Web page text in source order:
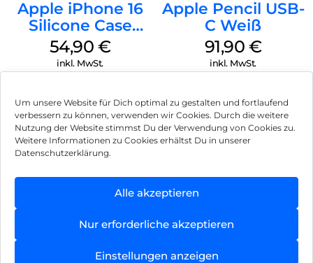
Um unsere Website für Dich optimal zu gestalten und fortlaufend
verbessern zu können, verwenden wir Cookies. Durch die weitere
Nutzung der Website stimmst Du der Verwendung von Cookies zu.
Weitere Informationen zu Cookies erhältst Du in unserer
Datenschutzerklärung.
Alle akzeptieren
Nur erforderliche akzeptieren
Einstellungen anzeigen
Apple iPhone 16
Silicone Case
MagSafe Lake
Green
54,90 €
inkl. MwSt.
Apple Pencil USB-
C Weiß
91,90 €
inkl. MwSt.
Impressum
Hinweis zur Batterieentsorgung